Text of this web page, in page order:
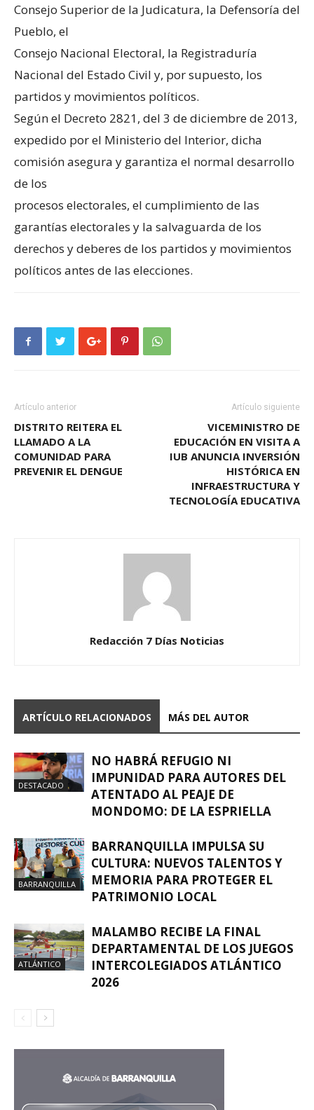
Consejo Superior de la Judicatura, la Defensoría del
Pueblo, el
Consejo Nacional Electoral, la Registraduría
Nacional del Estado Civil y, por supuesto, los
partidos y movimientos políticos.
Según el Decreto 2821, del 3 de diciembre de 2013,
expedido por el Ministerio del Interior, dicha
comisión asegura y garantiza el normal desarrollo
de los
procesos electorales, el cumplimiento de las
garantías electorales y la salvaguarda de los
derechos y deberes de los partidos y movimientos
políticos antes de las elecciones.
Artículo anterior
DISTRITO REITERA EL
LLAMADO A LA
COMUNIDAD PARA
PREVENIR EL DENGUE
Artículo siguiente
VICEMINISTRO DE
EDUCACIÓN EN VISITA A
IUB ANUNCIA INVERSIÓN
HISTÓRICA EN
INFRAESTRUCTURA Y
TECNOLOGÍA EDUCATIVA
Redacción 7 Días Noticias
ARTÍCULO RELACIONADOS MÁS DEL AUTOR
DESTACADO
NO HABRÁ REFUGIO NI
IMPUNIDAD PARA AUTORES DEL
ATENTADO AL PEAJE DE
MONDOMO: DE LA ESPRIELLA
BARRANQUILLA
BARRANQUILLA IMPULSA SU
CULTURA: NUEVOS TALENTOS Y
MEMORIA PARA PROTEGER EL
PATRIMONIO LOCAL
ATLÁNTICO
MALAMBO RECIBE LA FINAL
DEPARTAMENTAL DE LOS JUEGOS
INTERCOLEGIADOS ATLÁNTICO
2026